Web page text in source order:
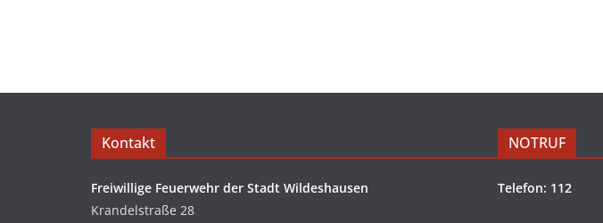
Kontakt
Freiwillige Feuerwehr der Stadt Wildeshausen
Krandelstraße 28
NOTRUF
Telefon: 112